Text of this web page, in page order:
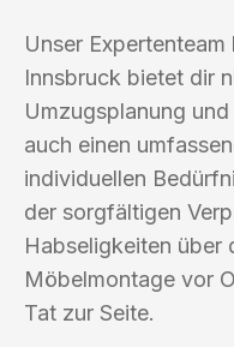
Unser
Innsbruck bietet dir
Umzugsplanung
auch einen
individuellen
der sorgfältigen
Habseligkeiten über
Möbelmontage vor
Tat zur Seite.